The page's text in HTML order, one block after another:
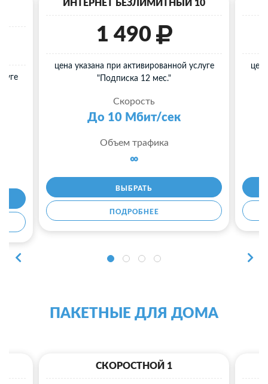
ИНТЕРНЕТ БЕЗЛИМИТНЫЙ 10
1 490
цена указана при активированной услуге
"Подписка 12 мес."
Скорость
До 10 Мбит/сек
Объем трафика
∞
ВЫБРАТЬ
ПОДРОБНЕЕ
ПАКЕТНЫЕ ДЛЯ ДОМА
СКОРОСТНОЙ 1